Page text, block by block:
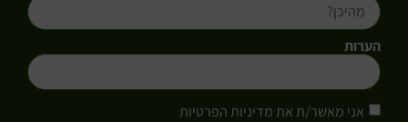
הערות
אני מאשר/ת את מדיניות הפרטיות